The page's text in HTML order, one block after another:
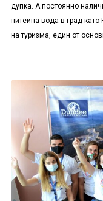
дупка. А постоянно
питейна вода в град
на туризма, един от